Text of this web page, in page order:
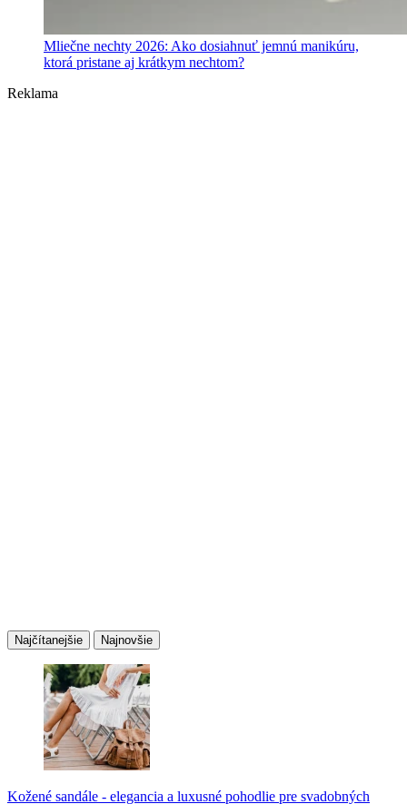
Mliečne nechty 2026: Ako dosiahnuť jemnú manikúru,
ktorá pristane aj krátkym nechtom?
Reklama
Najčítanejšie Najnovšie
Kožené sandále - elegancia a luxusné pohodlie pre svadobných